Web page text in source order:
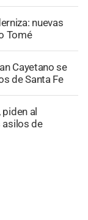
nuevas
Tomé
Cayetano se
de Santa Fe
piden al
asilos de